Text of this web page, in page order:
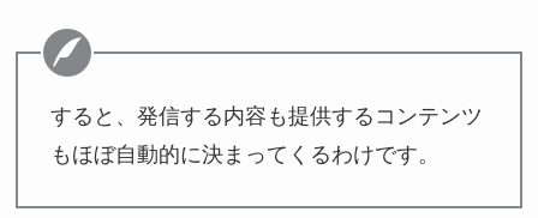
すると、発信する内容も提供するコンテンツ
もほぼ自動的に決まってくるわけです。